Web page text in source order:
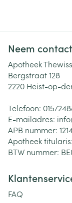
Neem
Apotheek
Bergstraat 128
2220 Heist-op-
Telefoon: 015/
E-mailadres:
APB nummer:
Apotheek titularis:
BTW nummer:
FAQ